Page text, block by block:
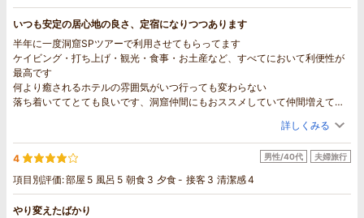
いつも安定の居心地の良さ、定宿になりつつあります
半年に一度洞窟SPツアーで利用させてもらってます
ケイビング・打ち上げ・観光・食事・お土産など、すべてにおいて利便性が
最高です
何より癒されるホテルの雰囲気がいつ行っても変わらない
落ち着いててとても良いです、洞窟仲間にもおススメしていて仲間増えてま
詳しくみる
4
項目別評価:部屋 5 風呂 5 朝食 3 夕食- 接客 3 清潔感4
男性/40代 夫婦旅行
やり変えたばかり